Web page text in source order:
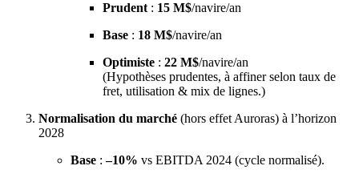
Prudent : 15 M$/navire/an
Base : 18 M$/navire/an
Optimiste : 22 M$/navire/an
(Hypothèses prudentes, à affiner selon taux de
fret, utilisation & mix de lignes.)
Normalisation du marché (hors effet Auroras) à l’horizon
2028
Base :–10% vs EBITDA 2024 (cycle normalisé).